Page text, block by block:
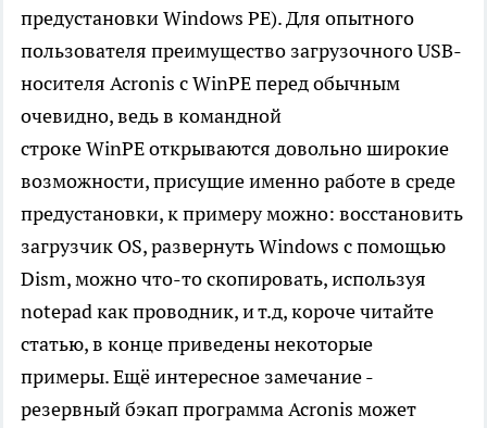
предустановки Windows PE). Для опытного
пользователя преимущество загрузочного USB-
носителя Acronis с WinPE перед обычным
очевидно, ведь в командной
строке WinPE открываются довольно широкие
возможности, присущие именно работе в среде
предустановки, к примеру можно: восстановить
загрузчик OS, развернуть Windows с помощью
Dism, можно что-то скопировать, используя
notepad как проводник, и т.д, короче читайте
статью, в конце приведены некоторые
примеры. Ещё интересное замечание -
резервный бэкап программа Acronis может